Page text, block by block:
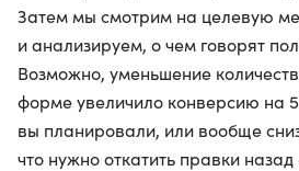
Затем мы смотрим на целевую
и анализируем, о чем говорят
Возможно, уменьшение
форме увеличило конверсию на
вы планировали, или вообще
что нужно откатить правки назад